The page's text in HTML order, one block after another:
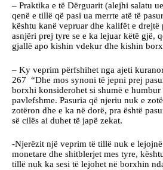
– Praktika e të Dërguarit (alejhi salatu
qenë e tillë që pasi ua merrte atë të
kështu kanë vepruar dhe kalifët e
asnjëri prej tyre se e ka lejuar këtë gjë,
gjallë apo kishin vdekur dhe kishin
– Ky veprim përfshihet nga ajeti
267 “Dhe mos synoni të jepni prej
borxhi konsiderohet si shumë e humbur
pavlefshme. Pasuria që njeriu nuk e
zotëron dhe e ka në dorë, pra është
së cilës ai duhet të japë zekat.
-Njerëzit një veprim të tillë nuk e
monetare dhe shitblerjet mes tyre,
tillë nuk ka sesi të lejohet në borxhin